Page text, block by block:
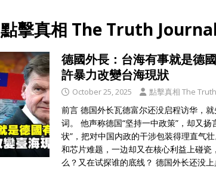
點擊真相 The Truth
德國外長：台海有事就是德
許暴力改變台海現狀
October 25, 2025 點擊真相 The
前言 德国外长瓦德富尔还没启程访华，
词。 他声称德国“坚持一中政策”，却又扬
状”，把对中国内政的干涉包装得理直气
和芯片难题，一边却又在核心利益上碰瓷
么？又在试探谁的底线？ 德国外长还没